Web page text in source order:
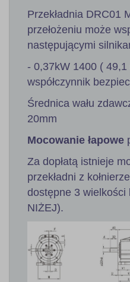
Przekładnia DRC01
przełożeniu może
następującymi
- 0,37kW 1400 (
współczynnik
Średnica wału
20mm
Mocowanie łapowe
Za dopłatą istnieje
przekładni z
dostępne 3 wielkości
NIŻEJ).